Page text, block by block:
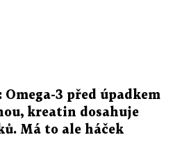
3 před úpadkem
kreatin dosahuje
Má to ale háček